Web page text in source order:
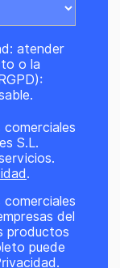
atender
o la
S.L.
.
del
productos
puede
.